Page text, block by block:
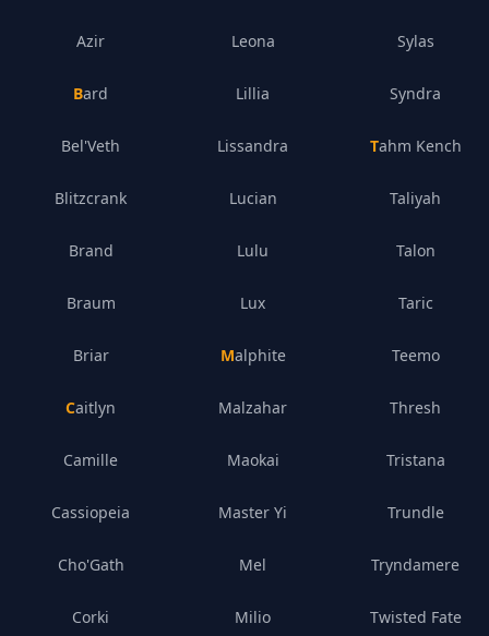
Azir
Bard
Bel'Veth
Blitzcrank
Brand
Braum
Briar
Caitlyn
Camille
Cassiopeia
Cho'Gath
Corki
Leona
Lillia
Lissandra
Lucian
Lulu
Lux
Malphite
Malzahar
Maokai
Master Yi
Mel
Milio
Sylas
Syndra
Tahm Kench
Taliyah
Talon
Taric
Teemo
Thresh
Tristana
Trundle
Tryndamere
Twisted Fate